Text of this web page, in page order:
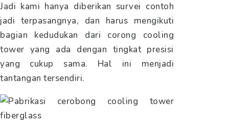
Jadi kami hanya diberikan survei contoh
jadi terpasangnya, dan harus mengikuti
bagian kedudukan dari corong cooling
tower yang ada dengan tingkat presisi
yang cukup sama. Hal ini menjadi
tantangan tersendiri.